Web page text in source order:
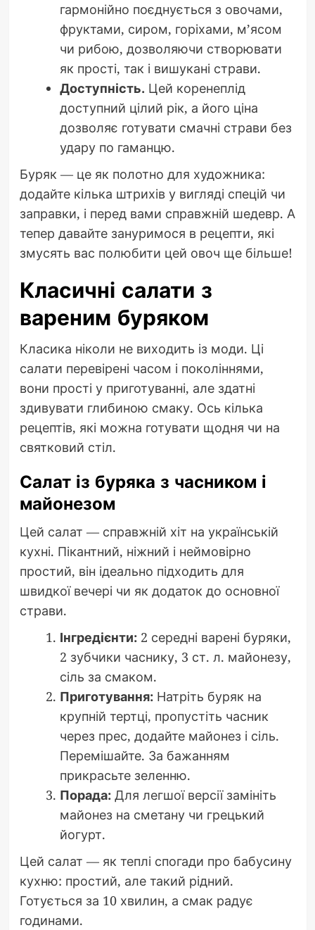
гармонійно поєднується з овочами,
фруктами, сиром, горіхами, м’ясом
чи рибою, дозволяючи створювати
як прості, так і вишукані страви.
Доступність. Цей коренеплід
доступний цілий рік, а його ціна
дозволяє готувати смачні страви без
удару по гаманцю.
Буряк — це як полотно для художника:
додайте кілька штрихів у вигляді спецій чи
заправки, і перед вами справжній шедевр. А
тепер давайте зануримося в рецепти, які
змусять вас полюбити цей овоч ще більше!
Класичні салати з
вареним буряком
Класика ніколи не виходить із моди. Ці
салати перевірені часом і поколіннями,
вони прості у приготуванні, але здатні
здивувати глибиною смаку. Ось кілька
рецептів, які можна готувати щодня чи на
святковий стіл.
Салат із буряка з часником і
майонезом
Цей салат — справжній хіт на українській
кухні. Пікантний, ніжний і неймовірно
простий, він ідеально підходить для
швидкої вечері чи як додаток до основної
страви.
Інгредієнти:2 середні варені буряки,
2 зубчики часнику, 3 ст. л. майонезу,
сіль за смаком.
Приготування:Натріть буряк на
крупній тертці, пропустіть часник
через прес, додайте майонез і сіль.
Перемішайте. За бажанням
прикрасьте зеленню.
Порада:Для легшої версії замініть
майонез на сметану чи грецький
йогурт.
Цей салат — як теплі спогади про бабусину
кухню: простий, але такий рідний.
Готується за 10 хвилин, а смак радує
годинами.